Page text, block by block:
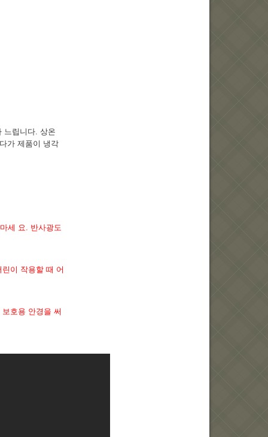
느립니다. 상온
가 제품이 냉각
세 요. 반사광도
이 작용할 때 어
호용 안경을 써